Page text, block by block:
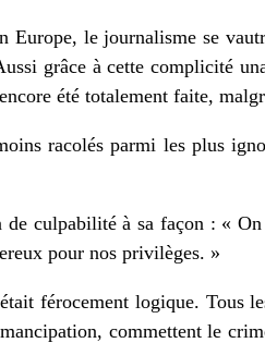
Europe, le journalisme se
grâce à cette complicité
été totalement faite,
racolés parmi les plus
culpabilité à sa façon : «
pour nos privilèges. »
férocement logique. Tous
commettent le